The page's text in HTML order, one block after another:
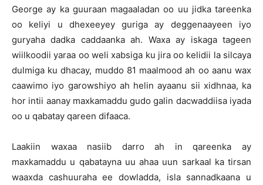
George ay ka guuraan magaaladan oo uu jidka tareenka
oo keliyi u dhexeeyey guriga ay deggenaayeen iyo
guryaha dadka caddaanka ah. Waxa ay iskaga tageen
wiilkoodii yaraa oo weli xabsiga ku jira oo kelidii la silcaya
dulmiga ku dhacay, muddo 81 maalmood ah oo aanu wax
caawimo iyo garowshiyo ah helin ayaanu sii xidhnaa, ka
hor intii aanay maxkamaddu gudo galin dacwaddiisa iyada
oo u qabatay qareen difaaca.
Laakiin waxaa nasiib darro ah in qareenka ay
maxkamaddu u qabatayna uu ahaa uun sarkaal ka tirsan
waaxda cashuuraha ee dowladda, isla sannadkaana u